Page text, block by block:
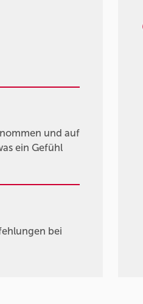
und auf
ein Gefühl
bei